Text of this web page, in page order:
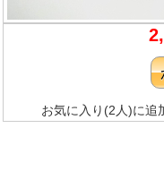
お気に入り(2人)に追